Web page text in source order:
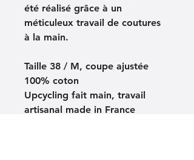
été réalisé grâce à un
méticuleux travail de coutures
à la main.
Taille 38 / M, coupe ajustée
100% coton
Upcycling fait main, travail
artisanal made in France